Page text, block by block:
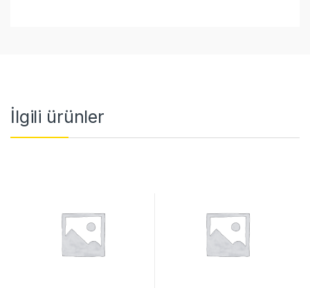
İlgili ürünler